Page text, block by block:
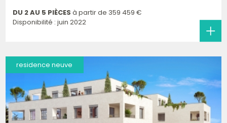
DU 2 AU 5 PIÈCES à partir de 359 459 €
Disponibilité : juin 2022
residence neuve